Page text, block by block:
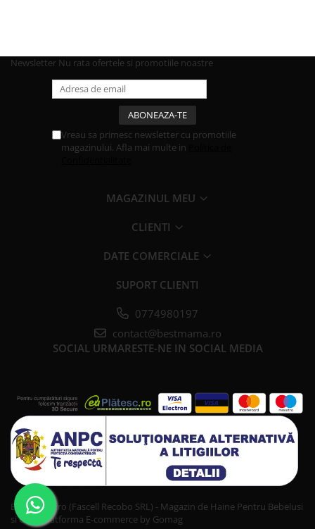
Newsletter Nu rata ofertele si promotiile noastre
Vreau sa primesc newsletter cu promotiile
magazinului. Afla mai multe in
MAGAZINUL MEU
CLIENTI
DATE COMERCIALE
SUPORT CLIENTI
0774980197
contact@bestmama.ro
SOCIAL URMARESTE-NE IN SOCIAL MEDIA
Bestmama.ro (Fascell Recobo SRL) - Magazin de Haine Pentru Bebelusi
si Copii
Platforma E-commerce by Gomag